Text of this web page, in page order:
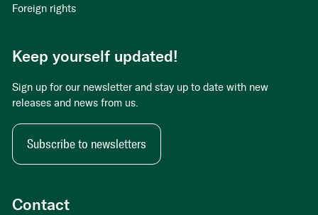
Contact
Foreign rights
Keep yourself updated!
Sign up for our newsletter and stay up to date with new
releases and news from us.
Subscribe to newsletters